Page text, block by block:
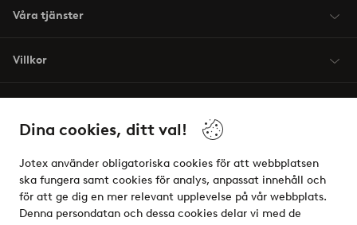
Dina cookies, ditt val!
Jotex använder obligatoriska cookies för att webbplatsen
ska fungera samt cookies för analys, anpassat innehåll och
för att ge dig en mer relevant upplevelse på vår webbplats.
Denna persondatan och dessa cookies delar vi med de
Våra tjänster
Villkor
Säkra betalningar - Betala direkt eller dela upp